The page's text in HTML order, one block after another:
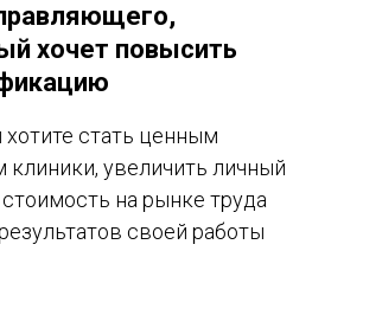
стать ценным
клиники, увеличить личный
на рынке труда
своей работы
хочет повысить